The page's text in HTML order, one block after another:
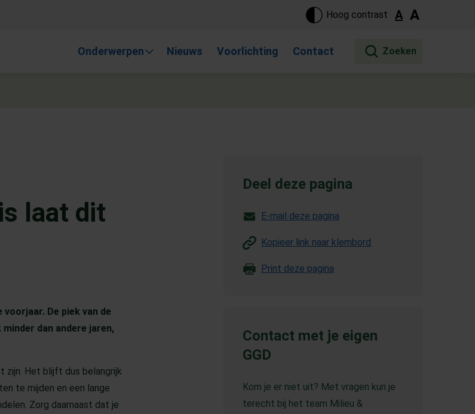
Hoog contrast A A
Onderwerpen Nieuws Voorlichting Contact
omhoog en omlaag te gaan naar de gewenste pagina. Touch-apparaat gebruikers, bewegen door aanraking
laat dit
De piek van de
dan andere jaren,
zijn. Het blijft dus belangrijk
te mijden en een lange
Zorg daarnaast dat je
Deel deze pagina
E-mail deze pagina
Kopieer link naar klembord
Print deze pagina
Contact met je eigen
GGD
Kom je er niet uit? Met vragen kun je
terecht bij het team Milieu &